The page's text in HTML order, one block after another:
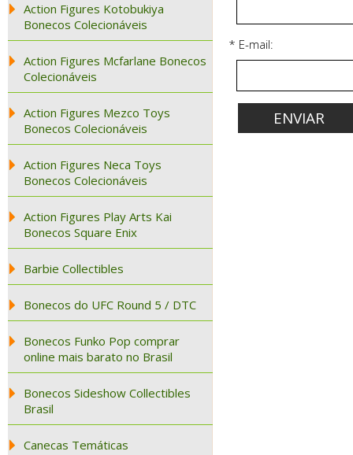
Action Figures Kotobukiya
Bonecos Colecionáveis
Action Figures Mcfarlane Bonecos
Colecionáveis
Action Figures Mezco Toys
Bonecos Colecionáveis
Action Figures Neca Toys
Bonecos Colecionáveis
Action Figures Play Arts Kai
Bonecos Square Enix
Barbie Collectibles
Bonecos do UFC Round 5 / DTC
Bonecos Funko Pop comprar
online mais barato no Brasil
Bonecos Sideshow Collectibles
Brasil
Canecas Temáticas
* E-mail: